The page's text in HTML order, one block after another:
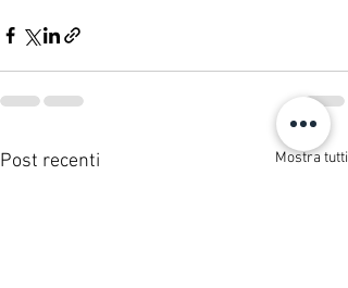
Post recenti Mostra tutti